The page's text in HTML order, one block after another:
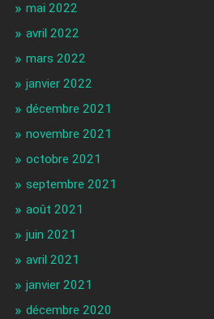
mai 2022
avril 2022
mars 2022
janvier 2022
décembre 2021
novembre 2021
octobre 2021
septembre 2021
août 2021
juin 2021
avril 2021
janvier 2021
décembre 2020